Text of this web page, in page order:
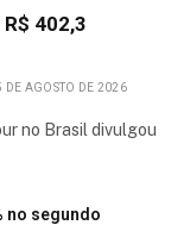
402,3
DE AGOSTO DE 2026
no Brasil divulgou
no segundo